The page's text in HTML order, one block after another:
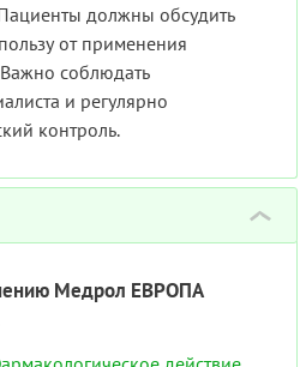
должны обсудить
от применения
соблюдать
и регулярно
контроль.
›
Медрол ЕВРОПА